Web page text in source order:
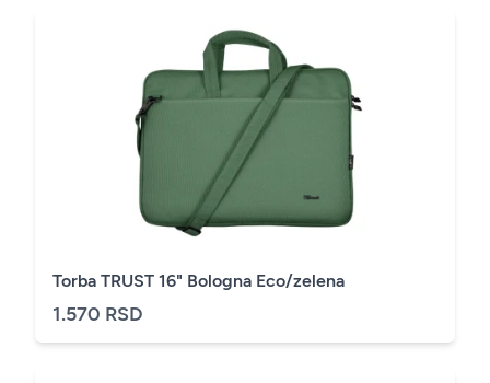
Torba TRUST 16" Bologna Eco/zelena
1.570 RSD